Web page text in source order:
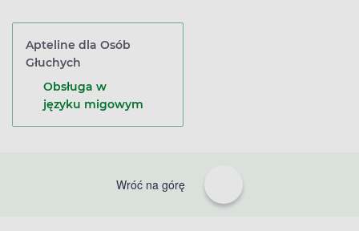
Apteline dla Osób
Głuchych
Obsługa w
języku migowym
Wróć na górę